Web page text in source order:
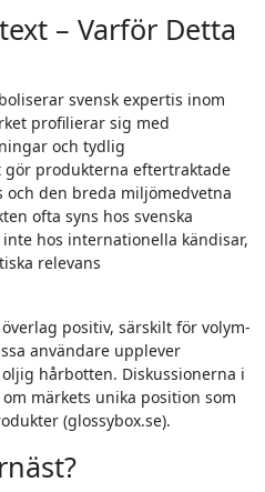
– Varför Detta
svensk expertis inom
profilierar sig med
och tydlig
produkterna eftertraktade
och den breda miljömedvetna
ofta syns hos svenska
hos internationella kändisar,
relevans
positiv, särskilt för volym-
användare upplever
hårbotten. Diskussionerna i
märkets unika position som
(glossybox.se).